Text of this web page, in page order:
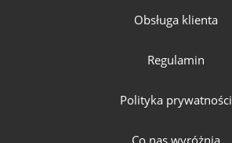
Obsługa klienta
Regulamin
Polityka prywatności
Co nas wyróżnia